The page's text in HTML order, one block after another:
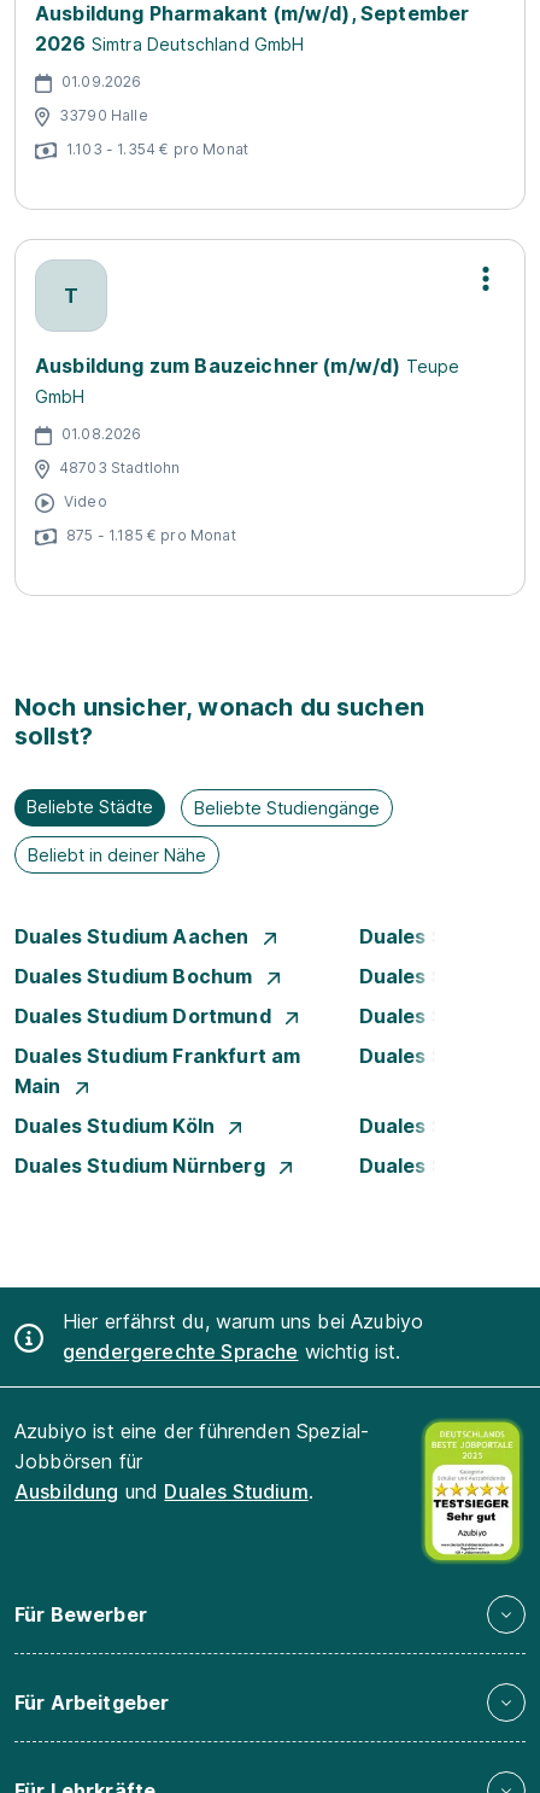
Ausbildung Pharmakant (m/w/d), September
2026 Simtra Deutschland GmbH
01.09.2026
33790 Halle
1.103 - 1.354 € pro Monat
T
Ausbildung zum Bauzeichner (m/w/d) Teupe
GmbH
01.08.2026
48703 Stadtlohn
Video
875 - 1.185 € pro Monat
Noch unsicher, wonach du suchen
sollst?
Beliebte Städte Beliebte Studiengänge
Beliebt in deiner Nähe
Duales Studium Aachen
Duales Studium
Duales Studium Bochum
Duales Studium
Duales Studium Dortmund
Duales Studium
Duales Studium Frankfurt am
Main
Duales Studium
Duales Studium Köln
Duales Studium
Duales Studium Nürnberg
Duales Studium
Hier erfährst du, warum uns bei Azubiyo
gendergerechte Sprache wichtig ist.
Azubiyo ist eine der führenden Spezial-
Jobbörsen für
Ausbildung und Duales Studium.
Für Bewerber
Für Arbeitgeber